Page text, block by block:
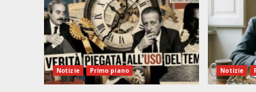
Notizie Primo piano Notizie